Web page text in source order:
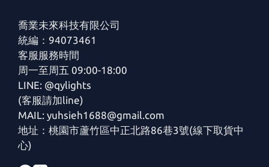
喬業未來科技有限公司
統編：94073461
客服服務時間
周一至周五 09:00-18:00
LINE: @qylights
(客服請加line)
MAIL: yuhsieh1688@gmail.com
地址：桃園市蘆竹區中正北路86巷3號(線下取貨中
心)